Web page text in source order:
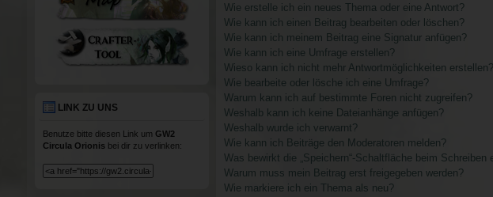
Wie erstelle ich ein neues Thema oder eine Antwort?
Wie kann ich einen Beitrag bearbeiten oder löschen?
Wie kann ich meinem Beitrag eine Signatur anfügen?
Wie kann ich eine Umfrage erstellen?
Wieso kann ich nicht mehr Antwortmöglichkeiten erstellen?
Wie bearbeite oder lösche ich eine Umfrage?
Warum kann ich auf bestimmte Foren nicht zugreifen?
Weshalb kann ich keine Dateianhänge anfügen?
Weshalb wurde ich verwarnt?
Wie kann ich Beiträge den Moderatoren melden?
Was bewirkt die „Speichern“-Schaltfläche beim Schreiben
Warum muss mein Beitrag erst freigegeben werden?
Wie markiere ich ein Thema als neu?
LINK ZU UNS
Benutze bitte diesen Link um GW2
Circula Orionisbei dir zu verlinken: